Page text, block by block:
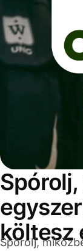
költesz
Spórolj,